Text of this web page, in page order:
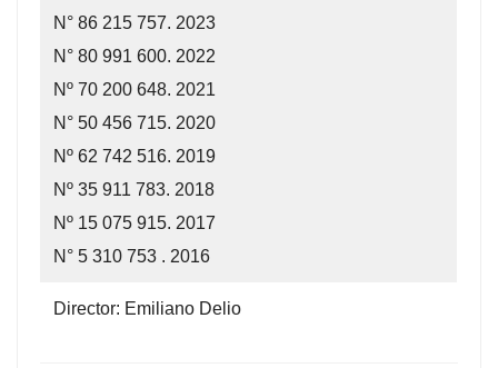
N° 86 215 757. 2023
N° 80 991 600. 2022
Nº 70 200 648. 2021
N° 50 456 715. 2020
Nº 62 742 516. 2019
Nº 35 911 783. 2018
Nº 15 075 915. 2017
N° 5 310 753 . 2016
Director: Emiliano Delio